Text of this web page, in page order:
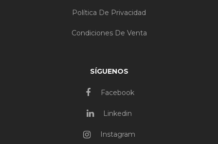
Política De Privacidad
Condiciones De Venta
SÍGUENOS
Facebook
Linkedin
Instagram